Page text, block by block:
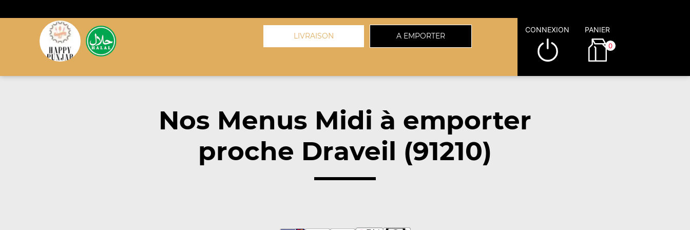
LIVRAISON A EMPORTER
CONNEXION PANIER
0
Nos Menus Midi à emporter
proche Draveil (91210)